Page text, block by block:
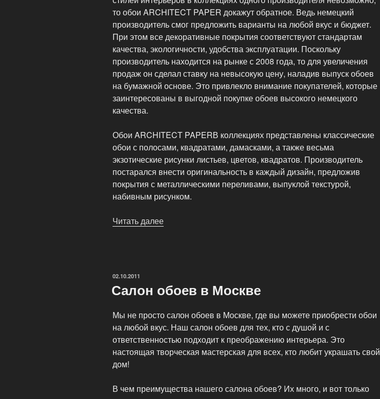
то обои ARCHITECT PAPER докажут обратное. Ведь немецкий
производитель смог предложить варианты на любой вкус и бюджет.
При этом все декоративные покрытия соответствуют стандартам
качества, экологичности, удобства эксплуатации. Поскольку
производитель находится на рынке с 2008 года, то для увеличения
продаж он сделал ставку на невысокую цену, наладив выпуск обоев
на бумажной основе. Это привлекло внимание покупателей, которые
заинтересованы в выгодной покупке обоев высокого немецкого
качества.
Обои ARCHITECT PAPERВ коллекциях представлены классические
обои с полосами, квадратами, дамасками, а также весьма
экзотические рисунки листьев, цветов, квадратов. Производитель
постарался внести оригинальность в каждый дизайн, предложив
покрытия с металлическими переливами, выпуклой текстурой,
набивным рисунком.
Читать далее
ОПУБЛИКОВАНО
02.10.2011
Салон обоев в Москве
Мы не просто салон обоев в Москве, где вы можете приобрести обои
на любой вкус. Наш салон обоев для тех, кто с душой и с
ответственностью подходит к преображению интерьера. Это
настоящая творческая мастерская для всех, кто любит украшать свой
дом!
В чем преимущества нашего салона обоев? Их много, и вот только